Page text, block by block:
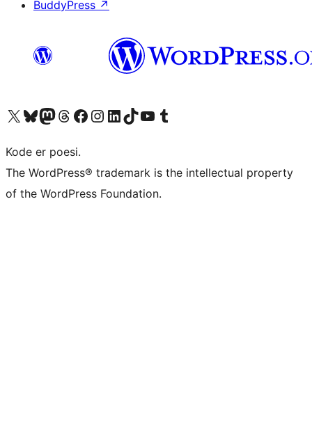
BuddyPress ↗
Besøk vår konto på X Visit our Bluesky account
Besøk vår Mastodon-konto
Visit our Threads account
Besøk vår Facebook-sideBesøk vår Instagram-konto
Besøk vår LinkedIn-konto
Visit our TikTok account
Visit our YouTube channel
Visit our Tumblr account
Kode er poesi.
The WordPress® trademark is the intellectual property
of the WordPress Foundation.